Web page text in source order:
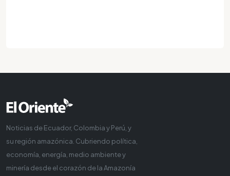
Noticias de Ecuador, Colombia y Perú, y
su región amazónica. Cubriendo política,
economía, energía, medio ambiente y
minería desde el corazón de la Amazonía